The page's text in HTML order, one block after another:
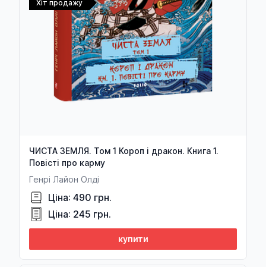
Хіт продажу
ЧИСТА ЗЕМЛЯ. Том 1 Короп і дракон. Книга 1.
Повісті про карму
Генрі Лайон Олді
Ціна: 490 грн.
Ціна: 245 грн.
купити